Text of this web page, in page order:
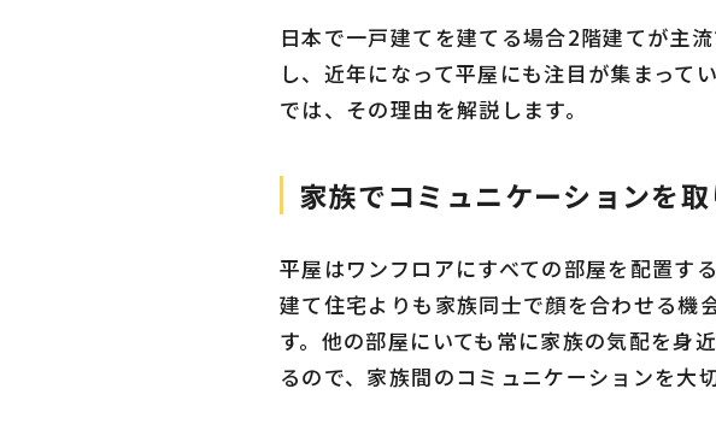
日本で一戸建てを建てる場合2階建てが主
し、近年になって平屋にも注目が集まって
では、その理由を解説します。
家族でコミュニケーションを
平屋はワンフロアにすべての部屋を配置す
建て住宅よりも家族同士で顔を合わせる機
す。他の部屋にいても常に家族の気配を身
るので、家族間のコミュニケーションを大